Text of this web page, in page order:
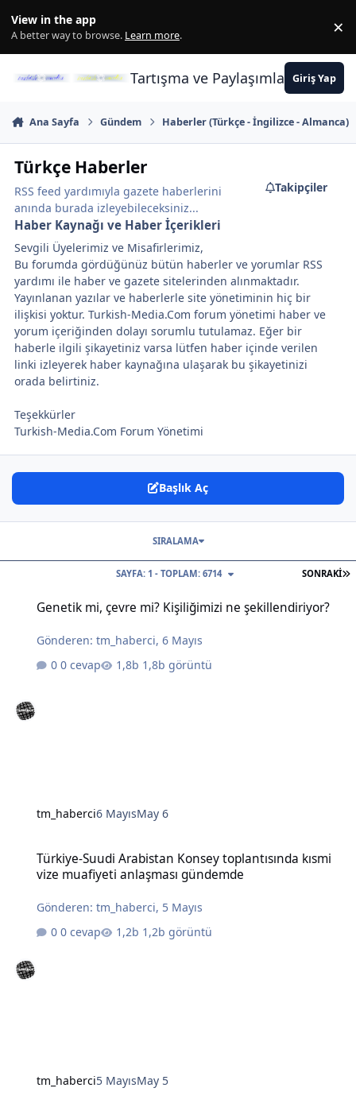
View in the app
A better way to browse. Learn more. ×
Tartışma ve PaylaşımlarınGiriş Yap
Ana Sayfa Gündem Haberler (Türkçe - İngilizce - Almanca)
Türkçe Haberler
RSS feed yardımıyla gazete haberlerini
anında burada izleyebileceksiniz...
Takipçiler
Haber Kaynağı ve Haber İçerikleri
Sevgili Üyelerimiz ve Misafirlerimiz,
Bu forumda gördüğünüz bütün haberler ve yorumlar RSS
yardımı ile haber ve gazete sitelerinden alınmaktadır.
Yayınlanan yazılar ve haberlerle site yönetiminin hiç bir
ilişkisi yoktur. Turkish-Media.Com forum yönetimi haber ve
yorum içeriğinden dolayı sorumlu tutulamaz. Eğer bir
haberle ilgili şikayetiniz varsa lütfen haber içinde verilen
linki izleyerek haber kaynağına ulaşarak bu şikayetinizi
orada belirtiniz.
Teşekkürler
Turkish-Media.Com Forum Yönetimi
Başlık Aç
SONRAKI
SAYFA: 1 - TOPLAM: 6714
SIRALAMA
Genetik mi, çevre mi? Kişiliğimizi ne şekillendiriyor?
Gönderen:tm_haberci,6 Mayıs
0 cevap
1,8b görüntü
tm_haberci6 MayısMay 6
Türkiye-Suudi Arabistan Konsey toplantısında kısmi
vize muafiyeti anlaşması gündemde
Gönderen:tm_haberci, 5 Mayıs
0 cevap
1,2b görüntü
tm_haberci5 MayısMay 5